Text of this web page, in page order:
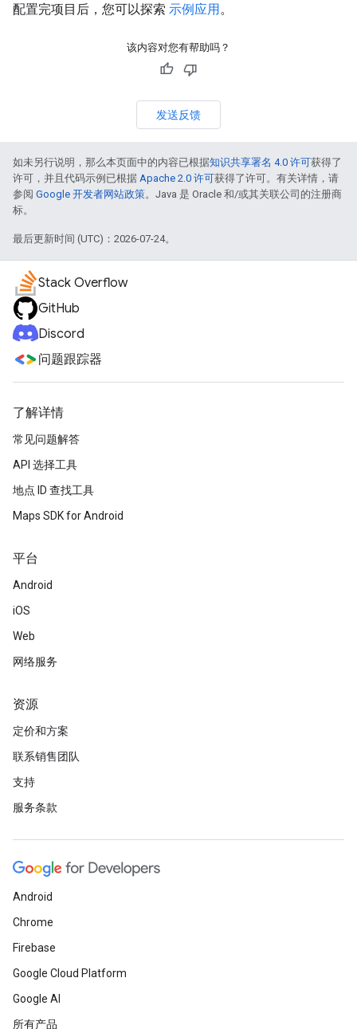
配置完项目后，您可以探索 示例应用。
该内容对您有帮助吗？
发送反馈
如未另行说明，那么本页面中的内容已根据知识共享署名 4.0 许可获得了
许可，并且代码示例已根据 Apache 2.0 许可获得了许可。有关详情，请
参阅 Google 开发者网站政策。Java 是 Oracle 和/或其关联公司的注册商
标。
最后更新时间 (UTC)：2026-07-24。
Stack Overflow
GitHub
Discord
问题跟踪器
了解详情
常见问题解答
API 选择工具
地点 ID 查找工具
Maps SDK for Android
平台
Android
iOS
Web
网络服务
资源
定价和方案
联系销售团队
支持
服务条款
Android
Chrome
Firebase
Google Cloud Platform
Google AI
所有产品